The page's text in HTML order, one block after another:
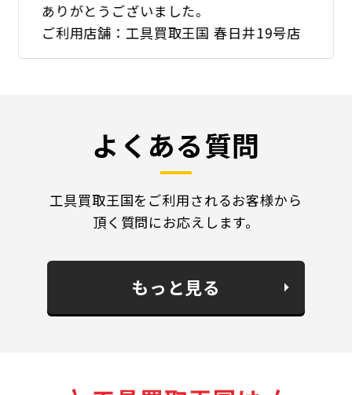
ありがとうございました。
ご利用店舗：工具買取王国 春日井19号店
よくある質問
工具買取王国をご利用されるお客様から
頂く質問にお応えします。
もっと見る